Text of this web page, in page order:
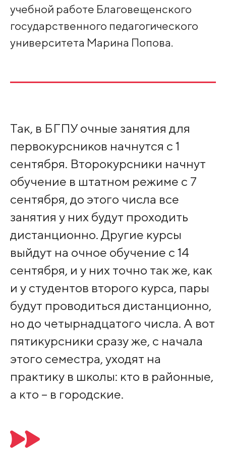
учебной работе Благовещенского
государственного педагогического
университета Марина Попова.
Так, в БГПУ очные занятия для
первокурсников начнутся с 1
сентября. Второкурсники начнут
обучение в штатном режиме с 7
сентября, до этого числа все
занятия у них будут проходить
дистанционно. Другие курсы
выйдут на очное обучение с 14
сентября, и у них точно так же, как
и у студентов второго курса, пары
будут проводиться дистанционно,
но до четырнадцатого числа. А вот
пятикурсники сразу же, с начала
этого семестра, уходят на
практику в школы: кто в районные,
а кто – в городские.